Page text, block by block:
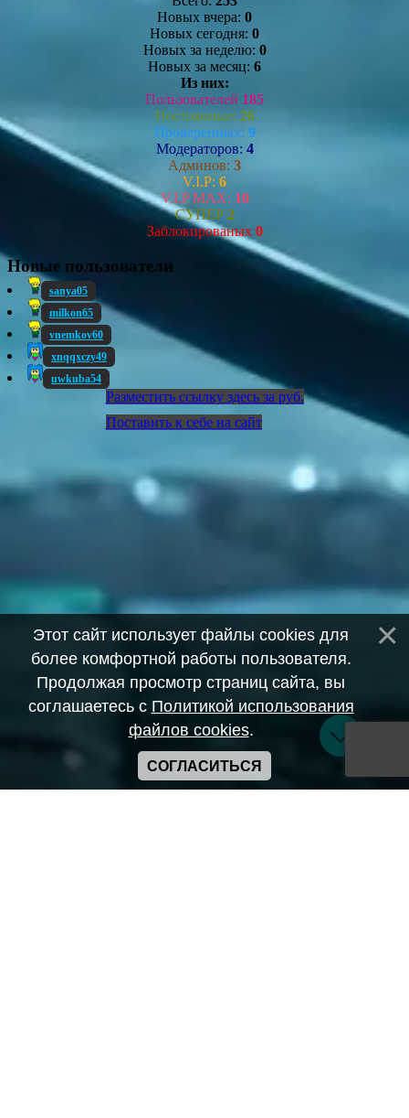
Новых вчера: 0
Новых сегодня: 0
Новых за неделю: 0
Новых за месяц: 6
Из них:
Пользователей 185
Постоянные: 26
Проверенных: 9
Модераторов: 4
Админов: 3
V.I.P: 6
V.I.P MAX: 10
СУПЕР 2
Заблокированых 0
Новые пользователи
sanya05
milkon65
vnemkov60
xnqqxczy49
uwkuba54
Разместить ссылку здесь за руб.
Поставить к себе на сайт
Этот сайт использует файлы cookies для
более комфортной работы пользователя.
Продолжая просмотр страниц сайта, вы
соглашаетесь с Политикой использования
файлов cookies.
СОГЛАСИТЬСЯ